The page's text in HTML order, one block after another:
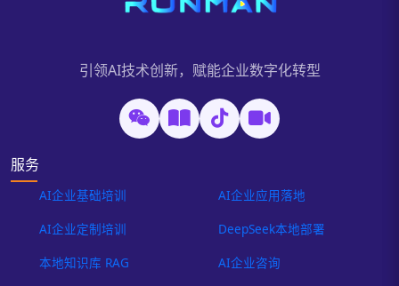
引领AI技术创新，赋能企业数字化转型
服务
AI企业基础培训
AI企业应用落地
AI企业定制培训
DeepSeek本地部署
本地知识库 RAG
AI企业咨询